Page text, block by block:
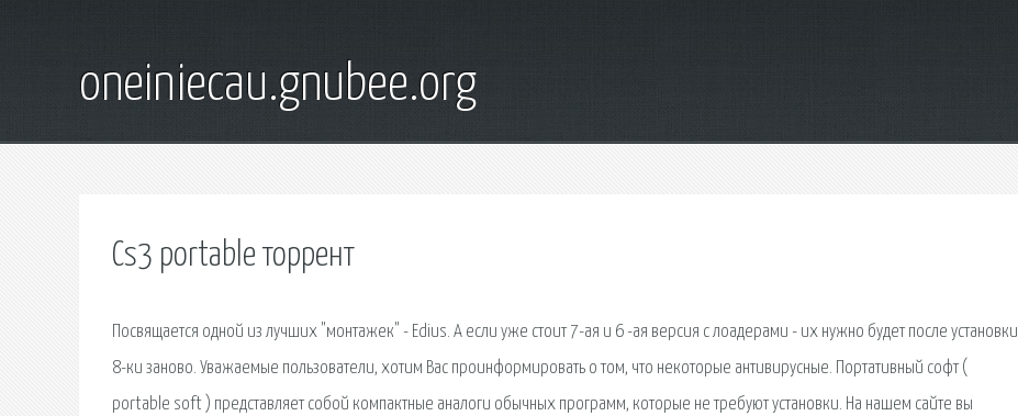
oneiniecau.gnubee.org
Cs3 portable торрент
Посвящается одной из лучших "монтажек" - Edius. А если уже стоит 7-ая и 6 -ая версия с лоадерами - их нужно будет после установки
8-ки заново. Уважаемые пользователи, хотим Вас проинформировать о том, что некоторые антивирусные. Портативный софт (
portable soft ) представляет собой компактные аналоги обычных программ, которые не требуют установки. На нашем сайте вы